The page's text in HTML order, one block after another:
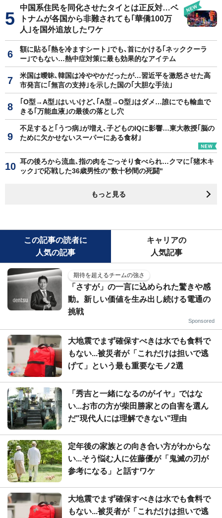
中国系住民を同化させたタイとは正反対…ベ
トナムが各国から非難されても｢華僑100万
人｣を国外追放したワケ
額に貼る｢熱を冷ますシート｣でも､首にかける｢ネッククーラ
ー｣でもない…熱中症対策に最も効果的なアイテム
米国は曖昧､韓国は冷ややかだったが…習近平を激怒させた高
市発言に｢無言の支持｣を示した国の｢大胆な手法｣
｢O型→A型｣はいいけど､｢A型→O型｣はダメ…誰にでも輸血で
きる｢万能血液｣の最後の落とし穴
不足すると｢うつ病｣が増え､子どものIQに影響…東大教授｢脳の
ために欠かせないスーパーにある食材｣
耳の後ろから流血､指の肉をごっそり食べられ…クマに｢猪木キ
ック｣で応戦した36歳男性の"数十秒間の死闘"
もっと見る
この記事の読者に
人気の記事
キャリアの
人気記事
期待を超えるチームの強さ
「さすが」の一言に込められた驚きや感
動。新しい価値を生み出し続ける電通の
挑戦
Sponsored
大地震でまず確保すべきは水でも食料で
もない...被災者が「これだけは担いで逃
げて」という最も重要なモノ2選
「秀吉と一緒になるのがイヤ」ではな
い...お市の方が柴田勝家との自害を選ん
だ"現代人には理解できない"理由
定年後の家族との向き合い方がわからな
い...そう悩む人に佐藤優が「鬼滅の刃が
参考になる」と話すワケ
大地震でまず確保すべきは水でも食料で
もない...被災者が「これだけは担いで逃